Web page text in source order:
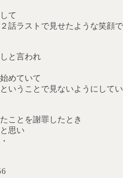
て
話ラストで見せたような笑顔で
と言われ
めていて
いうことで見ないようにしてい
ことを謝罪したとき
思い